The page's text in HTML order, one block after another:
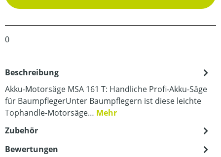
0
Beschreibung
Akku-Motorsäge MSA 161 T: Handliche Profi-Akku-Säge
für BaumpflegerUnter Baumpflegern ist diese leichte
Tophandle-Motorsäge… Mehr
Zubehör
Bewertungen